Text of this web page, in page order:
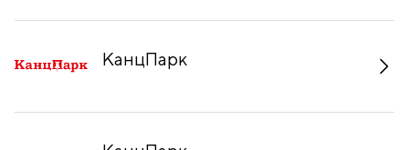
КанцПарк